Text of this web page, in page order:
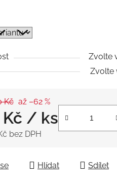
Zvolte
Zvolte
Kč až –62 %
/ ks
bez DPH
Hlídat Sdílet